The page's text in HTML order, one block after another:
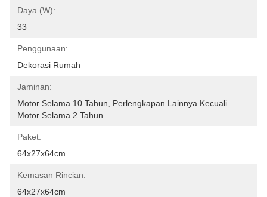
Daya (W):
33
Penggunaan:
Dekorasi Rumah
Jaminan:
Motor Selama 10 Tahun, Perlengkapan Lainnya Kecuali
Motor Selama 2 Tahun
Paket:
64x27x64cm
Kemasan Rincian:
64x27x64cm